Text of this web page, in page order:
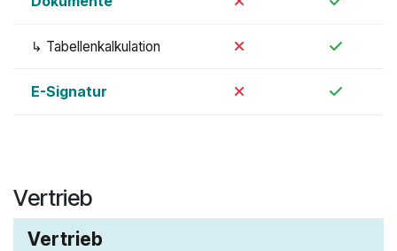
↳ Tabellenkalkulation
E-Signatur
Vertrieb
Vertrieb